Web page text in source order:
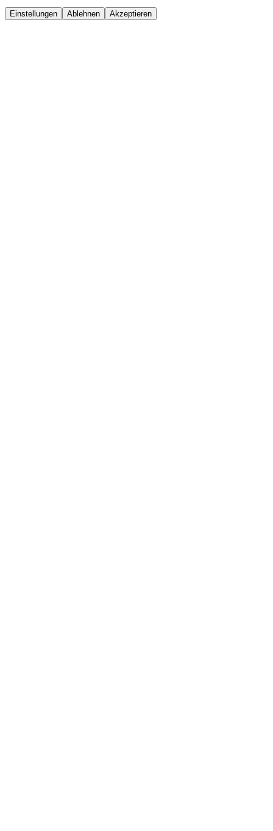
Einstellungen Ablehnen Akzeptieren